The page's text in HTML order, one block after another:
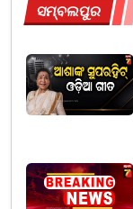
ସମ୍ବଲପୁର